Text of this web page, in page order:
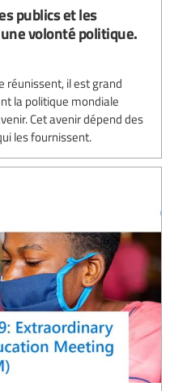
publics et les
volonté politique.
réunissent, il est grand
la politique mondiale
Cet avenir dépend des
les fournissent.